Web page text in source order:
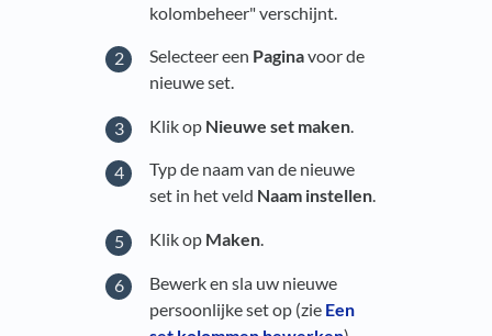
kolombeheer" verschijnt.
Selecteer een Paginavoor de
nieuwe set.
Klik op Nieuwe set maken
Typ de naam van de nieuwe
set in het veld Naam instellen.
Klik op Maken.
Bewerk en sla uw nieuwe
persoonlijke set op (zie Een